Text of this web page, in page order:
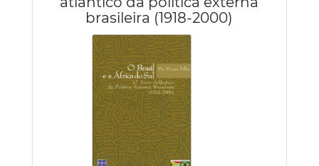
brasileira (1918-2000)